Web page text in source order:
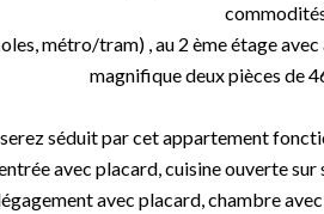
métro/tram) , au 2 ème étage
magnifique deux pièces de
séduit par cet appartement
avec placard, cuisine ouverte
avec placard, chambre